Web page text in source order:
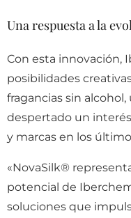
Una respuesta a la
Con esta innovación,
posibilidades
fragancias sin
despertado un
y marcas en los
«NovaSilk®
potencial de
soluciones que